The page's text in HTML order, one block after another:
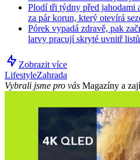
Plodí tři týdny před jahodami
za pár korun, který otevírá
Pórek vypadá zdravě, pak
larvy pracují skryté uvnitř listů
Zobrazit více
LifestyleZahrada
Vybrali jsme pro vás Magazíny a